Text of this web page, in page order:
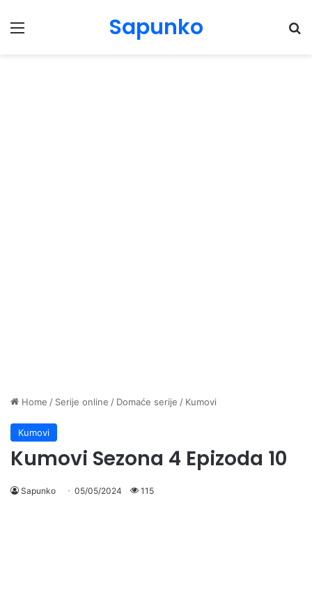
Menu Sapunko
Home / Serije online / Domaće serije / Kumovi
Kumovi
Kumovi Sezona 4 Epizoda 10
Sapunko 05/05/2024 115